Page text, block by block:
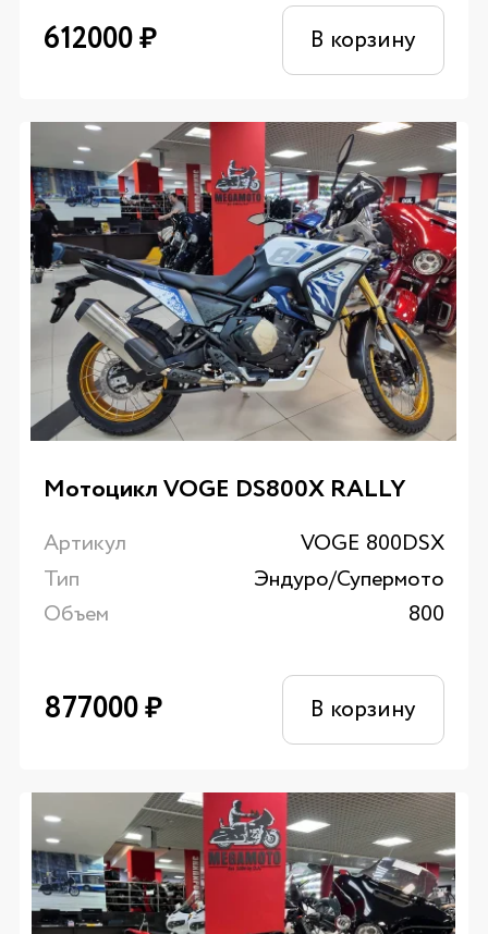
612000₽ В корзину
Мотоцикл VOGE DS800X RALLY
Артикул
VOGE 800DSX
Тип
Эндуро/Супермото
Объем
800
877000₽ В корзину